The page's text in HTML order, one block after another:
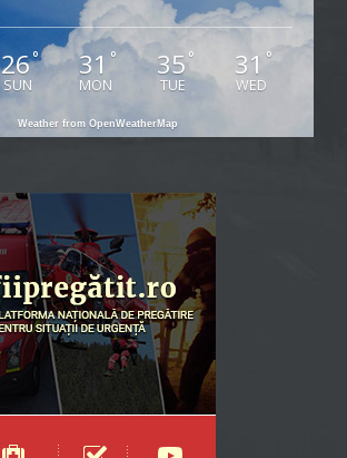
26°
SUN
31°
MON
35 °
TUE
31 °
WED
Weather from OpenWeatherMap